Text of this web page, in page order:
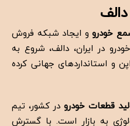
دالف
خودروو ایجاد شبکه فروش
در ایران، دالف، شروع به
و استانداردهای جهانی کرده
قطعات خودرودر کشور، تیم
به بازار است. با گسترش